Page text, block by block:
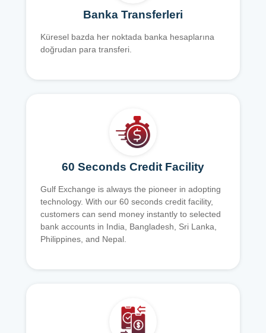
Banka Transferleri
Küresel bazda her noktada banka hesaplarına
doğrudan para transferi.
60 Seconds Credit Facility
Gulf Exchange is always the pioneer in adopting
technology. With our 60 seconds credit facility,
customers can send money instantly to selected
bank accounts in India, Bangladesh, Sri Lanka,
Philippines, and Nepal.